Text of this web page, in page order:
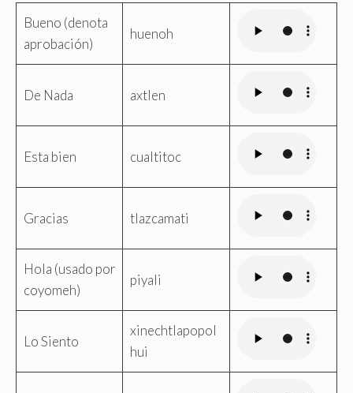
Bueno (denota
aprobación)
huenoh
De Nada axtlen
Esta bien cualtitoc
Gracias tlazcamati
Hola (usado por
coyomeh)
piyali
Lo Siento
xinechtlapopol
hui